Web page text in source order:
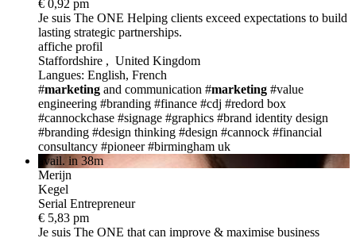
€ 0,92 pm
Je suis The ONE Helping clients exceed expectations to build
lasting strategic partnerships.
affiche profil
Staffordshire , United Kingdom
Langues: English, French
#marketing and communication #marketing #value
engineering #branding #finance #cdj #redord box
#cannockchase #signage #graphics #brand identity design
#branding #design thinking #design #cannock #financial
consultancy #pioneer #birmingham uk
avail. in 38m
Merijn
Kegel
Serial Entrepreneur
€ 5,83 pm
Je suis The ONE that can improve & maximise business